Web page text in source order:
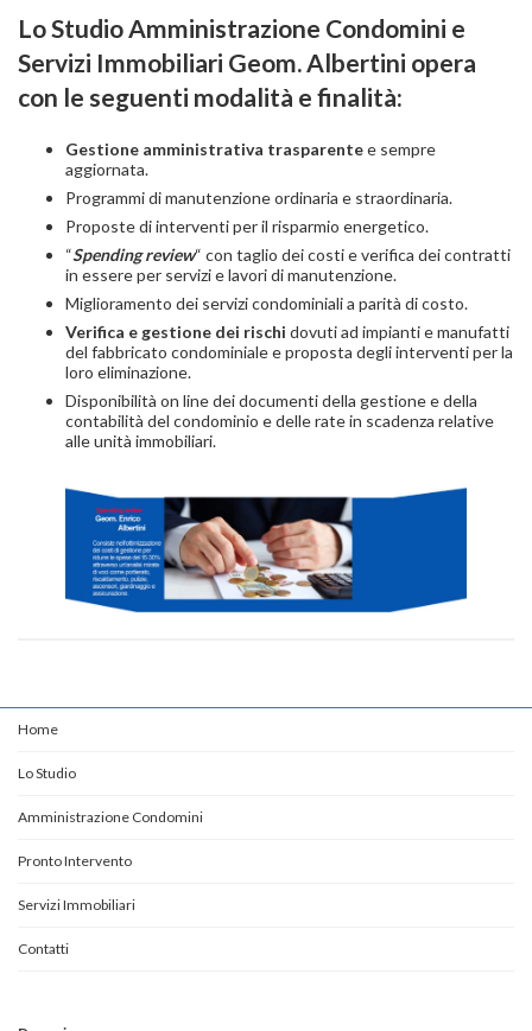
Lo Studio Amministrazione Condomini e
Servizi Immobiliari Geom. Albertini opera
con le seguenti modalità e finalità:
Gestione amministrativa trasparentee sempre
aggiornata.
Programmi di manutenzione ordinaria e straordinaria.
Proposte di interventi per il risparmio energetico.
“Spending review“ con taglio dei costi e verifica dei contratti
in essere per servizi e lavori di manutenzione.
Miglioramento dei servizi condominiali a parità di costo.
Verifica e gestione dei rischi dovuti ad impianti e manufatti
del fabbricato condominiale e proposta degli interventi per la
loro eliminazione.
Disponibilità on line dei documenti della gestione e della
contabilità del condominio e delle rate in scadenza relative
alle unità immobiliari.
Home
Lo Studio
Amministrazione Condomini
Pronto Intervento
Servizi Immobiliari
Contatti